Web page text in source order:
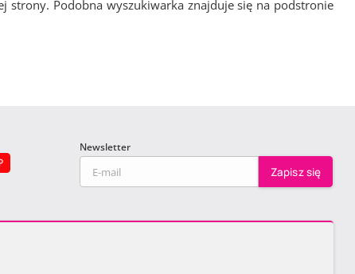
strony. Podobna wyszukiwarka znajduje się na podstronie
Newsletter